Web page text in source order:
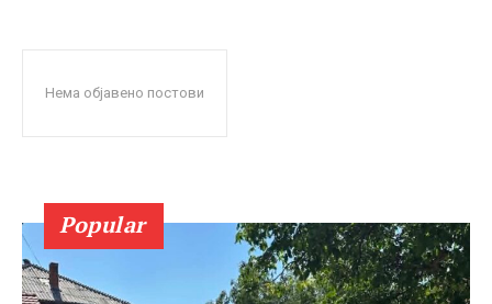
Нема објавено постови
Popular